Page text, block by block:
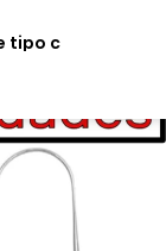
tipo c